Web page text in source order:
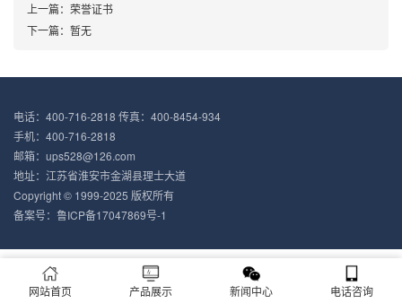
上一篇：荣誉证书
下一篇：暂无
电话：400-716-2818 传真：400-8454-934
手机：400-716-2818
邮箱：ups528@126.com
地址：江苏省淮安市金湖县理士大道
Copyright © 1999-2025 版权所有
备案号： 鲁ICP备17047869号-1
网站首页 产品展示 新闻中心 电话咨询